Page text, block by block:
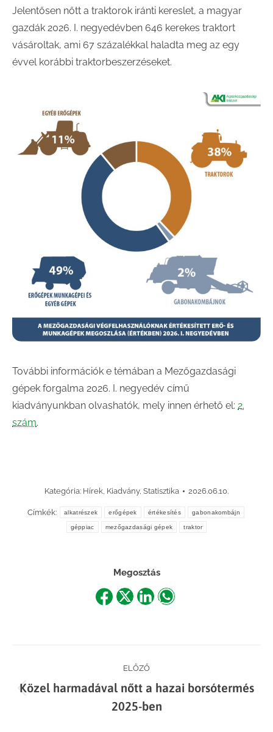
Jelentősen nőtt a traktorok iránti kereslet, a magyar
gazdák 2026. I. negyedévben 646 kerekes traktort
vásároltak, ami 67 százalékkal haladta meg az egy
évvel korábbi traktorbeszerzéseket.
További információk e témában a Mezőgazdasági
gépek forgalma 2026. I. negyedév című
kiadványunkban olvashatók, mely innen érhető el: 2.
szám.
Kategória: Hírek, Kiadvány, Statisztika 2026.06.10.
Címkék: alkatrészek erőgépek értékesítés gabonakombájn
géppiac mezőgazdasági gépek traktor
Megosztás
ShareShareShareShare
navigation
ELŐZŐ
Previous
post:
Közel harmadával nőtt a hazai borsótermés
2025-ben